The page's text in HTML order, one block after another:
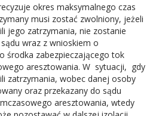
okres maksymalnego czas
musi zostać zwolniony, jeżeli
jego zatrzymania, nie zostanie
wraz z wnioskiem o
środka zabezpieczającego tok
aresztowania. W sytuacji, gdy
zatrzymania, wobec danej osoby
oraz przekazany do sądu
aresztowania, wtedy